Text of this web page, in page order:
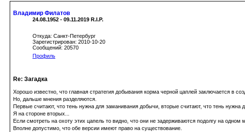
Владимир Филатов
24.08.1952 - 09.11.2019 R.I.P.
Откуда: Санкт-Петербург
Зарегистрирован: 2010-10-20
Сообщений: 20570
Профиль
Re: Загадка
Хорошо известно, что главная стратегия добывания корма черной цаплей заключается в
Но, дальше мнения разделяются.
Первые считают, что тень нужна для заманивания добычи, вторые считают, что тень
Я на стороне вторых...
Если смотреть на охоту этих цапель то видно, что они не задерживаются подолгу на
Вполне допустимо, что обе версии имеют право на существование.